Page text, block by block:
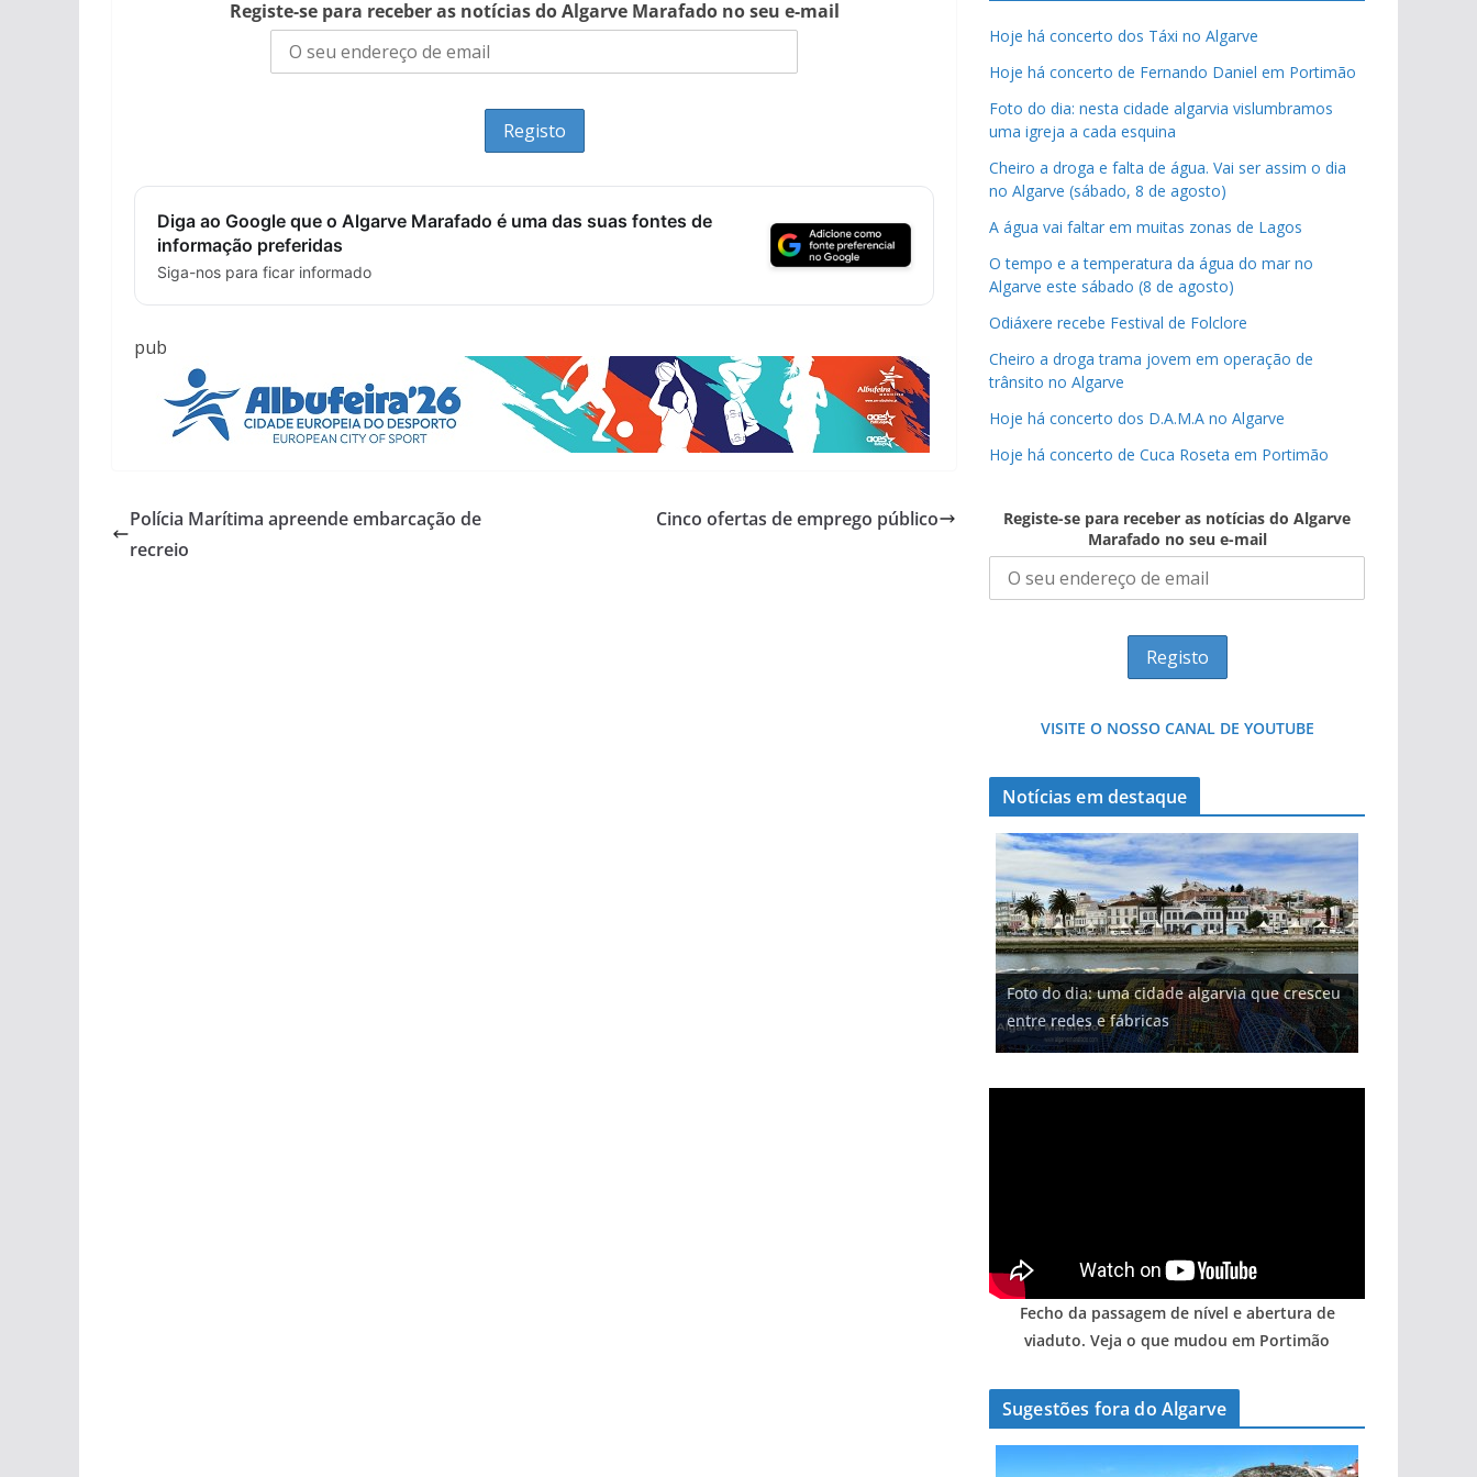
Registe-se para receber as notícias do Algarve Marafado no seu e-mail
Diga ao Google que o Algarve Marafado é uma das suas fontes de
informação preferidas
Siga-nos para ficar informado
pub
Polícia Marítima apreende embarcação de
recreio
Cinco ofertas de emprego público
Hoje há concerto dos Táxi no Algarve
Hoje há concerto de Fernando Daniel em Portimão
Foto do dia: nesta cidade algarvia vislumbramos
uma igreja a cada esquina
Cheiro a droga e falta de água. Vai ser assim o dia
no Algarve (sábado, 8 de agosto)
A água vai faltar em muitas zonas de Lagos
O tempo e a temperatura da água do mar no
Algarve este sábado (8 de agosto)
Odiáxere recebe Festival de Folclore
Cheiro a droga trama jovem em operação de
trânsito no Algarve
Hoje há concerto dos D.A.M.A no Algarve
Hoje há concerto de Cuca Roseta em Portimão
Registe-se para receber as notícias do Algarve
Marafado no seu e-mail
VISITE O NOSSO CANAL DE YOUTUBE
Notícias em destaque
Foto do dia: uma cidade algarvia que cresceu
entre redes e fábricas
Fecho da passagem de nível e abertura de
viaduto. Veja o que mudou em Portimão
Sugestões fora do Algarve